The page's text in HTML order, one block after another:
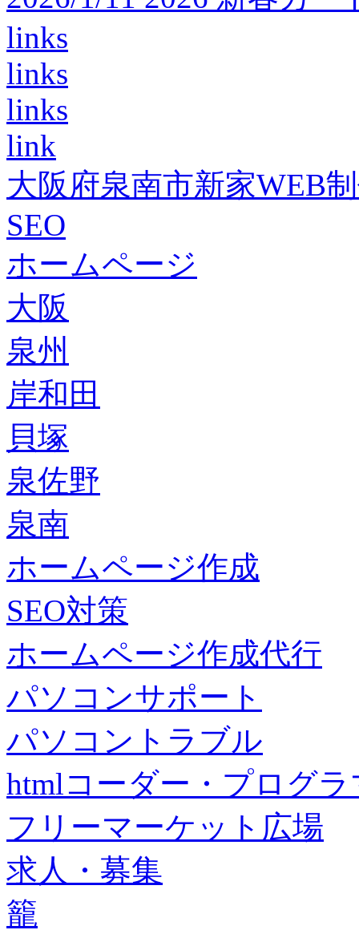
links
links
links
link
大阪府泉南市新家WEB
SEO
ホームページ
大阪
泉州
岸和田
貝塚
泉佐野
泉南
ホームページ作成
SEO対策
ホームページ作成代行
パソコンサポート
パソコントラブル
htmlコーダー・プログラ
フリーマーケット広場
求人・募集
籠